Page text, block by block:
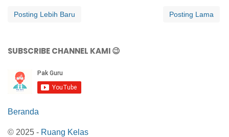
Posting Lebih Baru Posting Lama
SUBSCRIBE CHANNEL KAMI 😉
Beranda
© 2025 - Ruang Kelas